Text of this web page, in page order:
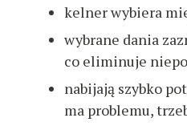
kelner wybiera
wybrane dania
co eliminuje
nabijają szybko
ma problemu,